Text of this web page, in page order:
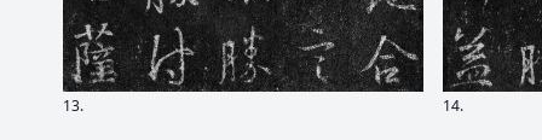
13. 14.